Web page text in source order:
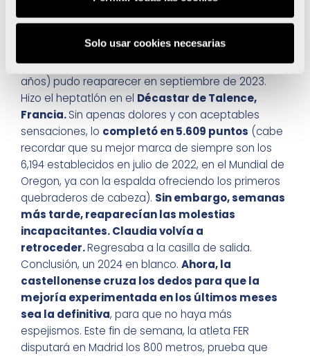
Solo usar cookies necesarias
el lanzamiento de peso, su cuerpo y su mente
‘basta’.
Desde aquel abandono, Claudia (Benicàssim, 25
años) pudo reaparecer en septiembre de 2023.
Hizo el heptatlón en el Décastar de Talence,
Francia.Sin apenas dolores y con aceptables
sensaciones, lo completó en 5.609 puntos (cabe
recordar que su mejor marca de siempre son los
6,194 establecidos en julio de 2022, en el Mundial de
Oregon, ya con la espalda ofreciendo los primeros
quebraderos de cabeza). Sin embargo, semanas
más tarde, reaparecían las molestias
incapacitantes. Claudia volvía a
retroceder.Regresaba a la casilla de salida.
Conclusión, un 2024 en blanco. Ahora, la
castellonense cruza los dedos para que la
mejoría experimentada en los últimos meses
sea la definitiva, para que no haya más
espejismos. Este fin de semana, la atleta FER
disputará en Madrid los 800 metros, prueba que